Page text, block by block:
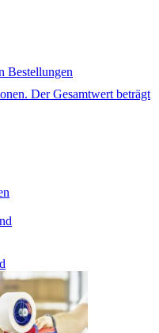
Bestellungen
Der Gesamtwert beträgt